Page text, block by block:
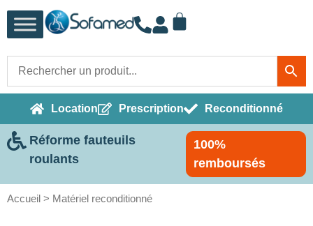
Location Prescription Reconditionné
Réforme fauteuils
roulants
100%
remboursés
Accueil > Matériel reconditionné